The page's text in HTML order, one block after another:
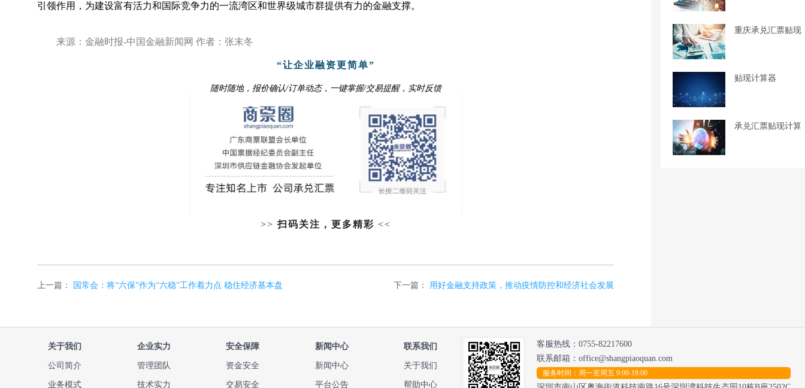
引领作用，为建设富有活力和国际竞争力的一流湾区和世界级城市群提供有力的金融支撑。
来源：金融时报-中国金融新闻网 作者：张末冬
“让企业融资更简单”
随时随地，报价确认/订单动态，一键掌握/交易提醒，实时反馈
>>扫码关注，更多精彩 <<
上一篇： 国常会：将“六保”作为“六稳”工作着力点 稳住经济基本盘 下一篇： 用好金融支持政策，推动疫情防控和经济社会发展
重庆承兑汇票贴现
贴现计算器
承兑汇票贴现计算
关于我们
公司简介
业务模式
企业实力
管理团队
技术实力
安全保障
资金安全
交易安全
新闻中心
新闻中心
平台公告
联系我们
关于我们
帮助中心
客服热线： 0755-82217600
联系邮箱：office@shangpiaoquan.com
服务时间：周一至周五 9:00-18:00